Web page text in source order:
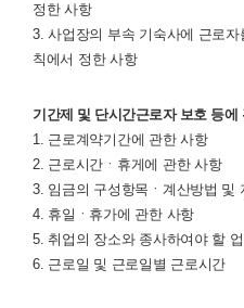
정한 사항
3. 사업장의 부속 기숙사에 근로
칙에서 정한 사항
기간제 및 단시간근로자 보호 등에
1. 근로계약기간에 관한 사항
2. 근로시간ㆍ휴게에 관한 사항
3. 임금의 구성항목ㆍ계산방법 및
4. 휴일ㆍ휴가에 관한 사항
5. 취업의 장소와 종사하여야 할
6. 근로일 및 근로일별 근로시간